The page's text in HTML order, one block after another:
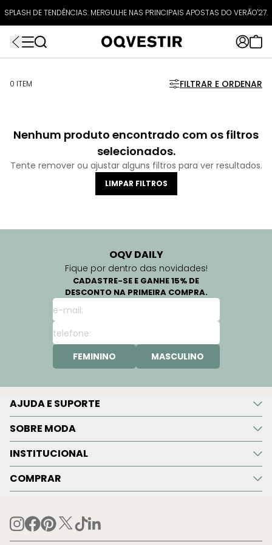
SPLASH DE TENDÊNCIAS: MERGULHE NAS PRINCIPAIS APOSTAS DO VERÃO'27.
ATÉ 80% OFF + 10% OFF EXTRA!
EXTRA10*
FRETEAPP
R$499*
0 ITEM FILTRAR E ORDENAR
Nenhum produto encontrado com os filtros
selecionados.
Tente remover ou ajustar alguns filtros para ver resultados.
LIMPAR FILTROS
OQV DAILY
Fique por dentro das novidades!
CADASTRE-SE E GANHE 15% DE
DESCONTO NA PRIMEIRA COMPRA.
FEMININO MASCULINO
AJUDA E SUPORTE
SOBRE MODA
INSTITUCIONAL
COMPRAR